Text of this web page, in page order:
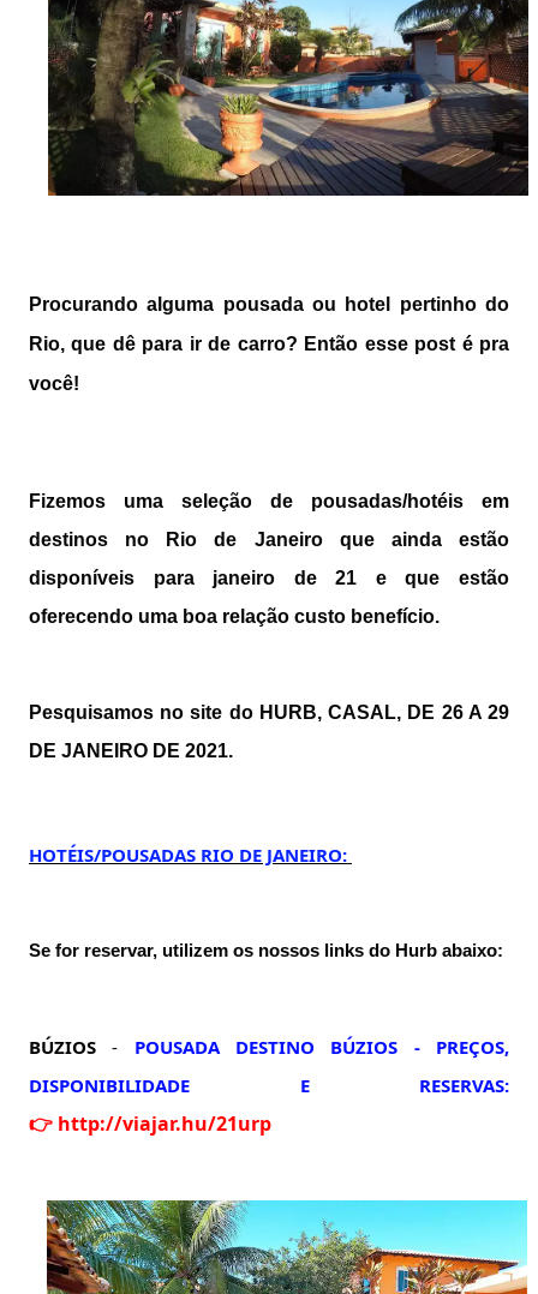
Procurando alguma pousada ou hotel pertinho do
Rio, que dê para ir de carro? Então esse post é pra
você!
Fizemos uma seleção de pousadas/hotéis em
destinos no Rio de Janeiro que ainda estão
disponíveis para janeiro de 21 e que estão
oferecendo uma boa relação custo benefício.
Pesquisamos no site do HURB, CASAL, DE 26 A 29
DE JANEIRO DE 2021.
HOTÉIS/POUSADAS RIO DE JANEIRO:
Se for reservar, utilizem os nossos links do Hurb abaixo:
BÚZIOS- POUSADA DESTINO BÚZIOS - PREÇOS,
DISPONIBILIDADE E RESERVAS:
👉 http://viajar.hu/21urp